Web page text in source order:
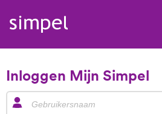
Inloggen Mijn Simpel